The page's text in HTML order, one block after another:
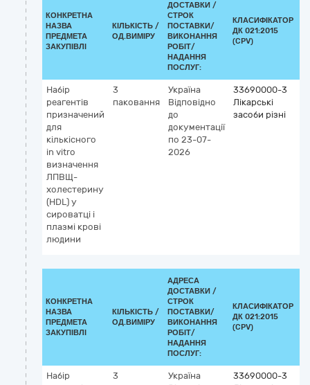
КОНКРЕТНА
НАЗВА
ПРЕДМЕТА
ЗАКУПІВЛІ
КІЛЬКІСТЬ /
ОД.ВИМІРУ
ДОСТАВКИ /
СТРОК
ПОСТАВКИ/
ВИКОНАННЯ
РОБІТ/
НАДАННЯ
ПОСЛУГ:
КЛАСИФІКАТОР
ДК 021:2015
(CPV)
Набір
реагентів
призначений
для
кількісного
in vitro
визначення
ЛПВЩ-
холестерину
(HDL) у
сироватці і
плазмі крові
людини
3
паковання
Україна
Відповідно
до
документації
по 23-07-
2026
33690000-3
Лікарські
засоби різні
КОНКРЕТНА
НАЗВА
ПРЕДМЕТА
ЗАКУПІВЛІ
КІЛЬКІСТЬ /
ОД.ВИМІРУ
АДРЕСА
ДОСТАВКИ /
СТРОК
ПОСТАВКИ/
ВИКОНАННЯ
РОБІТ/
НАДАННЯ
ПОСЛУГ:
КЛАСИФІКАТОР
ДК 021:2015
(CPV)
Набір
3
Україна
33690000-3